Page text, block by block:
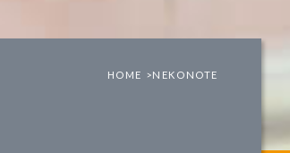
HOME >NEKONOTE